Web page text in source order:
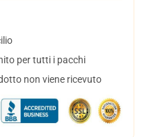
per tutti i pacchi
non viene ricevuto